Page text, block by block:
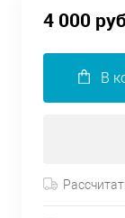
4 000
В